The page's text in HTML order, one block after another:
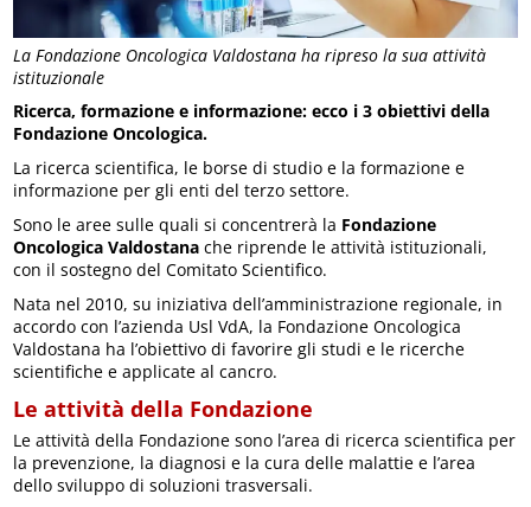
La Fondazione Oncologica Valdostana ha ripreso la sua attività
istituzionale
Ricerca, formazione e informazione: ecco i 3 obiettivi della
Fondazione Oncologica.
La ricerca scientifica, le borse di studio e la formazione e
informazione per gli enti del terzo settore.
Sono le aree sulle quali si concentrerà la Fondazione
Oncologica Valdostana che riprende le attività istituzionali,
con il sostegno del Comitato Scientifico.
Nata nel 2010, su iniziativa dell’amministrazione regionale, in
accordo con l’azienda Usl VdA, la Fondazione Oncologica
Valdostana ha l’obiettivo di favorire gli studi e le ricerche
scientifiche e applicate al cancro.
Le attività della Fondazione
Le attività della Fondazione sono l’area di ricerca scientifica per
la prevenzione, la diagnosi e la cura delle malattie e l’area
dello sviluppo di soluzioni trasversali.